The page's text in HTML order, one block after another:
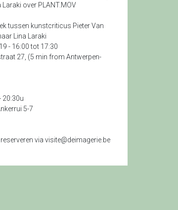
over PLANT.MOV
tussen kunstcriticus Pieter Van
Lina Laraki
- 16:00 tot 17:30
27, (5 min from Antwerpen-
20:30u
5-7
via visite@deimagerie.be